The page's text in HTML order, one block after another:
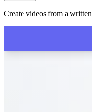
Create videos from a